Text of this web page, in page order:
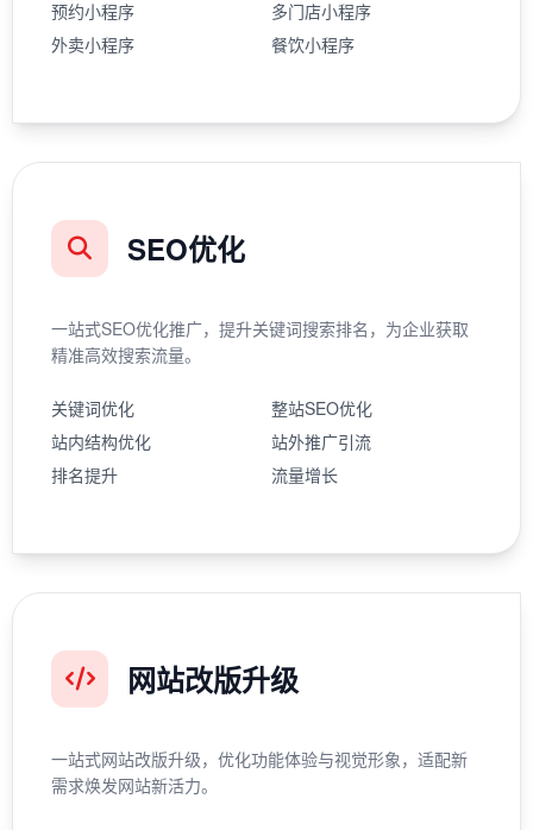
预约小程序
多门店小程序
外卖小程序
餐饮小程序
SEO优化
一站式SEO优化推广，提升关键词搜索排名，为企业获取
精准高效搜索流量。
关键词优化
整站SEO优化
站内结构优化
站外推广引流
排名提升
流量增长
网站改版升级
一站式网站改版升级，优化功能体验与视觉形象，适配新
需求焕发网站新活力。